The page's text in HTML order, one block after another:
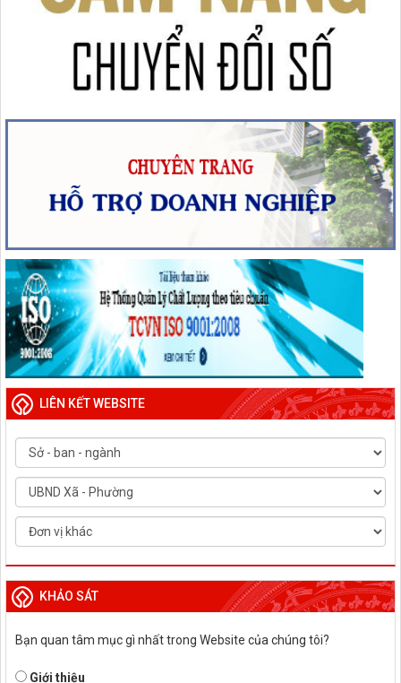
LIÊN KẾT WEBSITE
KHẢO SÁT
Bạn quan tâm mục gì nhất trong Website của chúng tôi?
Giới thiệu